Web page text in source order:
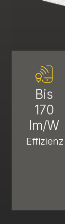
Bis
170
lm/W
Effizienz